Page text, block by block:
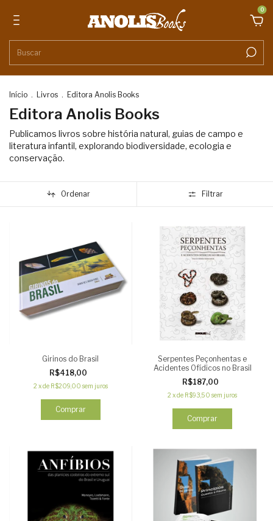
0
Início . Livros . Editora Anolis Books
Editora Anolis Books
Publicamos livros sobre história natural, guias de campo e
literatura infantil, explorando biodiversidade, ecologia e
conservação.
Ordenar Filtrar
Girinos do Brasil
R$418,00
2 xde R$209,00 sem juros
Serpentes Peçonhentas e
Acidentes Ofídicos no Brasil
R$187,00
2 xde R$93,50 sem juros